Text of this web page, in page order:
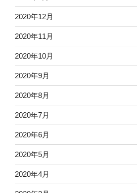
2020年12月
2020年11月
2020年10月
2020年9月
2020年8月
2020年7月
2020年6月
2020年5月
2020年4月